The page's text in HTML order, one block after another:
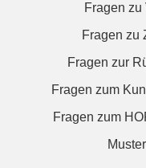
Fragen zu
Fragen zu
Fragen zur
Fragen zum
Fragen zum